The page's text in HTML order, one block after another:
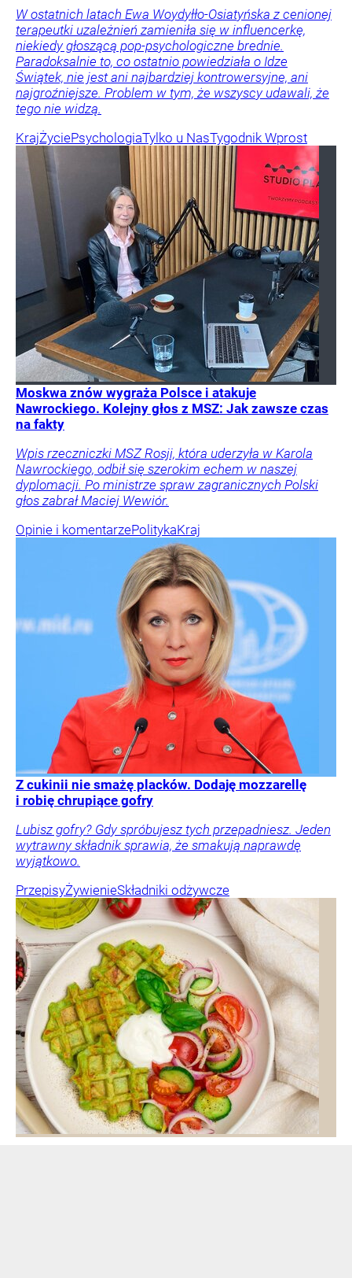
W ostatnich latach Ewa Woydyłło-Osiatyńska z cenionej
terapeutki uzależnień zamieniła się w influencerkę,
niekiedy głoszącą pop-psychologiczne brednie.
Paradoksalnie to, co ostatnio powiedziała o Idze
Świątek, nie jest ani najbardziej kontrowersyjne, ani
najgroźniejsze. Problem w tym, że wszyscy udawali, że
tego nie widzą.
KrajŻyciePsychologiaTylko u NasTygodnik Wprost
Moskwa znów wygraża Polsce i atakuje
Nawrockiego. Kolejny głos z MSZ: Jak zawsze czas
na fakty
Wpis rzeczniczki MSZ Rosji, która uderzyła w Karola
Nawrockiego, odbił się szerokim echem w naszej
dyplomacji. Po ministrze spraw zagranicznych Polski
głos zabrał Maciej Wewiór.
Opinie i komentarzePolitykaKraj
Z cukinii nie smażę placków. Dodaję mozzarellę
i robię chrupiące gofry
Lubisz gofry? Gdy spróbujesz tych przepadniesz. Jeden
wytrawny składnik sprawia, że smakują naprawdę
wyjątkowo.
PrzepisyŻywienieSkładniki odżywcze